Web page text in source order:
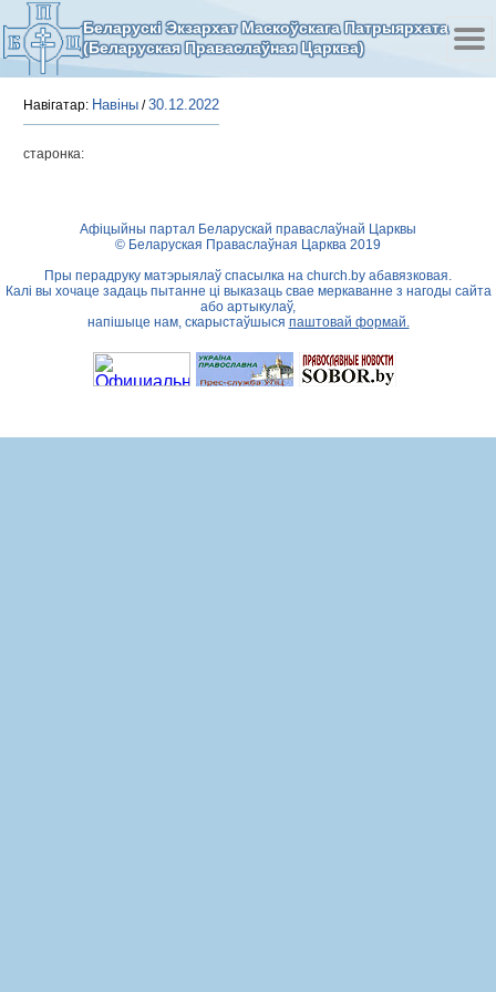
Беларускі Экзархат Маскоўскага Патрыярхата
(Беларуская Праваслаўная Царква)
Навігатар: Навіны /30.12.2022
старонка:
Афіцыйны партал Беларускай праваслаўнай Царквы
© Беларуская Праваслаўная Царква 2019
Пры перадруку матэрыялаў спасылка на church.by абавязковая.
Калі вы хочаце задаць пытанне ці выказаць свае меркаванне з нагоды сайта
або артыкулаў,
напішыце нам, скарыстаўшыся паштовай формай.